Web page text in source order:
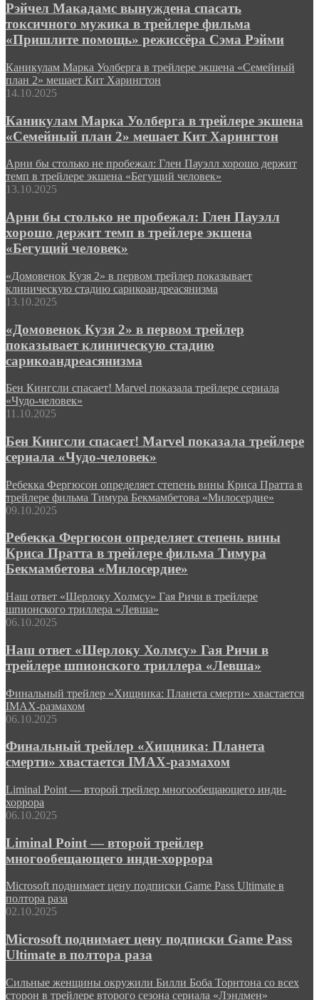
Рэйчел Макадамс вынуждена спасать
токсичного мужика в трейлере фильма
«Пришлите помощь» режиссёра Сэма Рэйми
Каникулам Марка Уолберга в трейлере экшена «Семейный
план 2» мешает Кит Харингтон
14.10.2025
Каникулам Марка Уолберга в трейлере экшена
«Семейный план 2» мешает Кит Харингтон
Арни бы столько не пробежал: Глен Пауэлл хорошо держит
темп в трейлере экшена «Бегущий человек»
13.10.2025
Арни бы столько не пробежал: Глен Пауэлл
хорошо держит темп в трейлере экшена
«Бегущий человек»
«Домовенок Кузя 2» в первом трейлер показывает
клиническую стадию сарикоандреасянизма
13.10.2025
«Домовенок Кузя 2» в первом трейлер
показывает клиническую стадию
сарикоандреасянизма
Бен Кингсли спасает! Marvel показала трейлере сериала
«Чудо-человек»
11.10.2025
Бен Кингсли спасает! Marvel показала трейлере
сериала «Чудо-человек»
Ребекка Фергюсон определяет степень вины Криса Пратта в
трейлере фильма Тимура Бекмамбетова «Милосердие»
09.10.2025
Ребекка Фергюсон определяет степень вины
Криса Пратта в трейлере фильма Тимура
Бекмамбетова «Милосердие»
Наш ответ «Шерлоку Холмсу» Гая Ричи в трейлере
шпионского триллера «Левша»
06.10.2025
Наш ответ «Шерлоку Холмсу» Гая Ричи в
трейлере шпионского триллера «Левша»
Финальный трейлер «Хищника: Планета смерти» хвастается
IMAX-размахом
06.10.2025
Финальный трейлер «Хищника: Планета
смерти» хвастается IMAX-размахом
Liminal Point — второй трейлер многообещающего инди-
хоррора
06.10.2025
Liminal Point — второй трейлер
многообещающего инди-хоррора
Microsoft поднимает цену подписки Game Pass Ultimate в
полтора раза
02.10.2025
Microsoft поднимает цену подписки Game Pass
Ultimate в полтора раза
Сильные женщины окружили Билли Боба Торнтона со всех
сторон в трейлере второго сезона сериала «Лэндмен»